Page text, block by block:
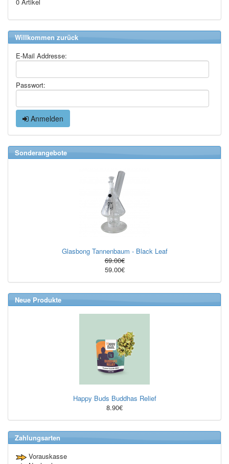
Willkommen zurück
E-Mail Addresse:
Passwort:
Anmelden
Sonderangebote
Glasbong Tannenbaum - Black Leaf
69.00€
59.00€
Neue Produkte
Happy Buds Buddhas Relief
8.90€
Zahlungsarten
Vorauskasse